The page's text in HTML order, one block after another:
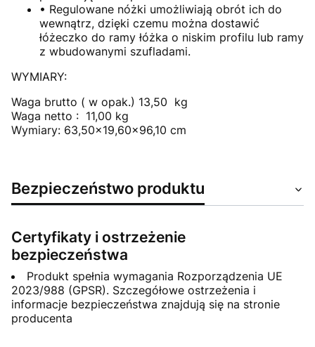
• Regulowane nóżki umożliwiają obrót ich do
wewnątrz, dzięki czemu można dostawić
łóżeczko do ramy łóżka o niskim profilu lub ramy
z wbudowanymi szufladami.
WYMIARY:
Waga brutto ( w opak.) 13,50 kg
Waga netto : 11,00 kg
Wymiary: 63,50x19,60x96,10 cm
Bezpieczeństwo produktu
Certyfikaty i ostrzeżenie
bezpieczeństwa
Produkt spełnia wymagania Rozporządzenia UE
2023/988 (GPSR). Szczegółowe ostrzeżenia i
informacje bezpieczeństwa znajdują się na stronie
producenta